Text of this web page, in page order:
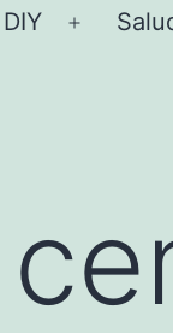
DIY
Abrir